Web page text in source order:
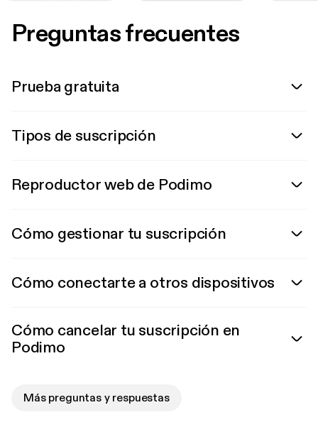
Preguntas frecuentes
Prueba gratuita
Tipos de suscripción
Reproductor web de Podimo
Cómo gestionar tu suscripción
Cómo conectarte a otros dispositivos
Cómo cancelar tu suscripción en
Podimo
Más preguntas y respuestas